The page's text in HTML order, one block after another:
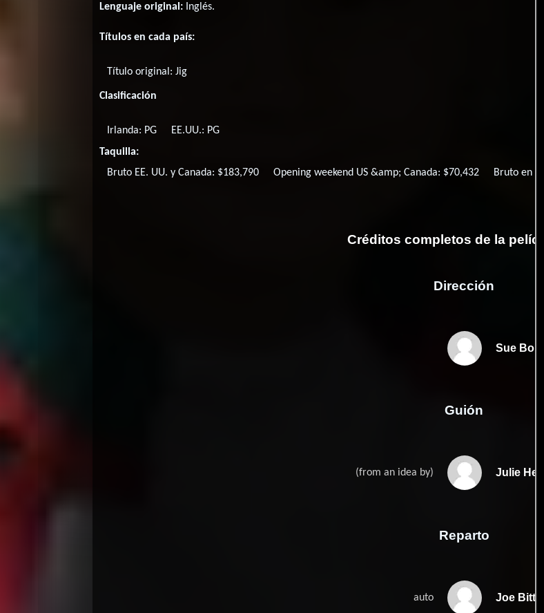
Lenguaje original: Inglés.
Títulos en cada país:
Título original: Jig
Clasificación
Irlanda: PG
EE.UU.: PG
Taquilla:
Bruto EE. UU. y Canada: $183,790
Opening weekend US &amp; Canada: $70,432 Bruto en
Créditos completos de la
Dirección
Sue
Guión
(from an idea by) Julie
Reparto
auto Joe Bitter